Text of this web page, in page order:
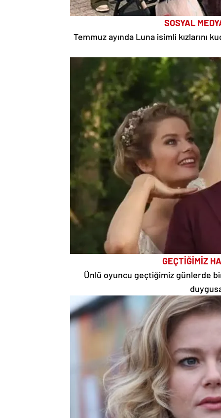
SOSYAL
Temmuz ayında Luna isimli kızlarını
GEÇTİĞİMİZ
Ünlü oyuncu geçtiğimiz günlerde